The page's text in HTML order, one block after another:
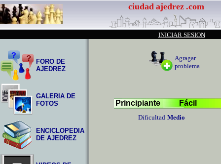
ciudad ajedrez .com
INICIAR SESION
FORO DE
AJEDREZ
GALERIA DE
FOTOS
ENCICLOPEDIA
DE AJEDREZ
Agragar
problema
Principiante Fácil
Dificultad Medio